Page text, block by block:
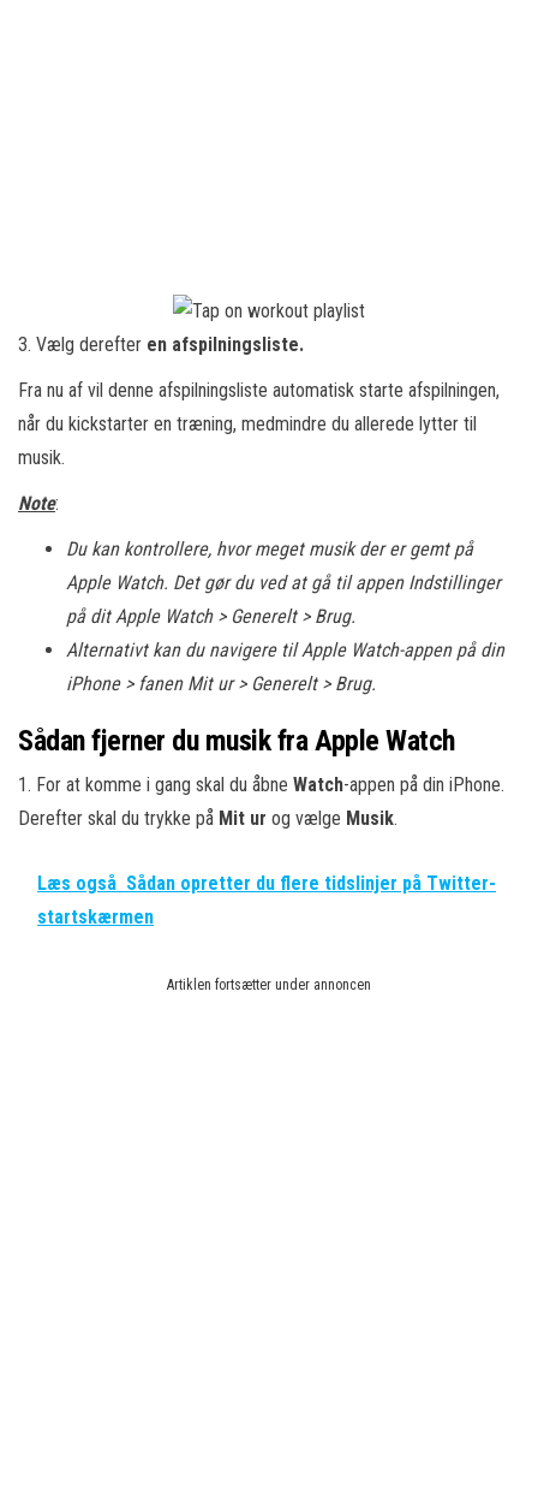
3. Vælg derefter en afspilningsliste.
Fra nu af vil denne afspilningsliste automatisk starte afspilningen,
når du kickstarter en træning, medmindre du allerede lytter til
musik.
Note:
Du kan kontrollere, hvor meget musik der er gemt på
Apple Watch. Det gør du ved at gå til appen Indstillinger
på dit Apple Watch > Generelt > Brug.
Alternativt kan du navigere til Apple Watch-appen på din
iPhone > fanen Mit ur > Generelt > Brug.
Sådan fjerner du musik fra Apple Watch
1. For at komme i gang skal du åbne Watch-appen på din iPhone.
Derefter skal du trykke på Mit ur og vælge Musik.
Læs også Sådan opretter du flere tidslinjer på Twitter-
startskærmen
Artiklen fortsætter under annoncen